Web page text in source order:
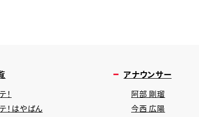
！
！はやばん
アナウンサー
阿部 剛瑠
今西 広陽